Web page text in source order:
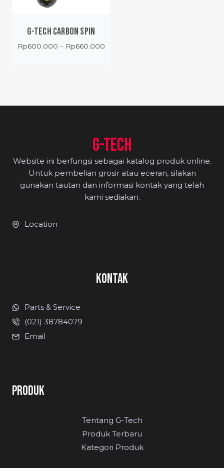
G-TECH CARBON SPIN
Rp600.000 – Rp660.000Price
G-TECH
Website ini berfungsi sebagai katalog produk online.
Untuk pembelian grosir atau eceran, silakan
gunakan tautan dan informasi kontak yang telah
kami sediakan.
Location
KONTAK
Parts & Service
(021) 38784079
Email
PRODUK
Tentang G-Tech
Produk Terbaru
Kategori Produk